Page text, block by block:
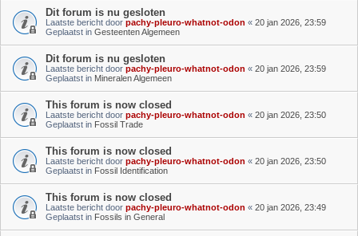
Dit forum is nu gesloten
Laatste bericht door pachy-pleuro-whatnot-odon « 20 jan 2026, 23:59
Geplaatst in Gesteenten Algemeen
Dit forum is nu gesloten
Laatste bericht door pachy-pleuro-whatnot-odon « 20 jan 2026, 23:59
Geplaatst in Mineralen Algemeen
This forum is now closed
Laatste bericht door pachy-pleuro-whatnot-odon « 20 jan 2026, 23:50
Geplaatst in Fossil Trade
This forum is now closed
Laatste bericht door pachy-pleuro-whatnot-odon « 20 jan 2026, 23:50
Geplaatst in Fossil Identification
This forum is now closed
Laatste bericht door pachy-pleuro-whatnot-odon « 20 jan 2026, 23:49
Geplaatst in Fossils in General